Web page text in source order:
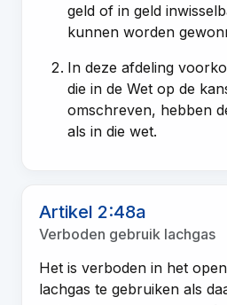
geld of in geld
kunnen worden
In deze afdeling
die in de Wet op de
omschreven, hebben
als in die wet.
Artikel 2:48a
Verboden gebruik lachgas
Het is verboden in het
lachgas te gebruiken als